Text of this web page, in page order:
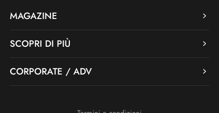
MAGAZINE
SCOPRI DI PIÙ
CORPORATE / ADV